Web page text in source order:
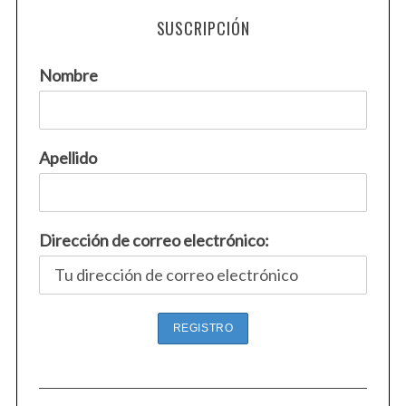
SUSCRIPCIÓN
Nombre
Apellido
Dirección de correo electrónico: